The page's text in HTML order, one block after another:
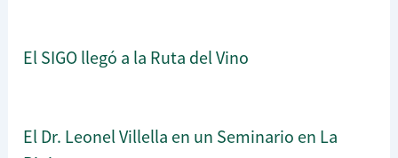
El SIGO llegó a la Ruta del Vino
El Dr. Leonel Villella en un Seminario en La